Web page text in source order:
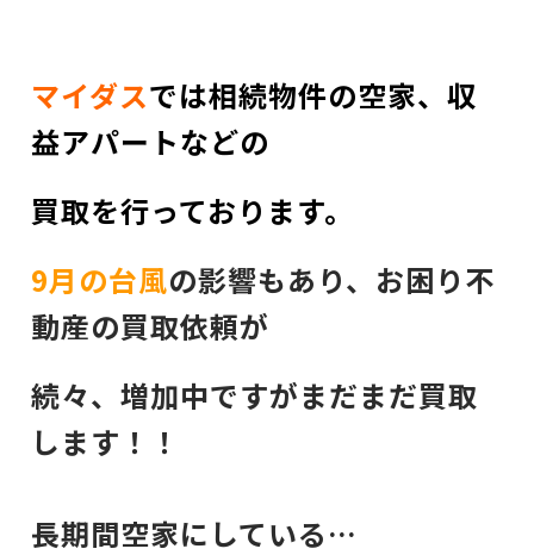
マイダスでは相続物件の空家、収
益アパートなどの
買取を行っております。
9月の台風の影響もあり、お困り不
動産の買取依頼が
続々、増加中ですがまだまだ買取
します！！
長期間空家にしている…